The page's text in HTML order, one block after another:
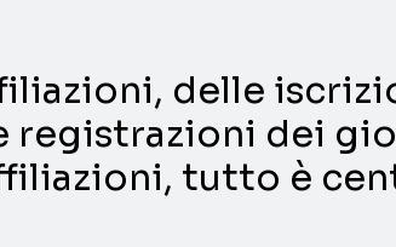
delle
registrazioni dei
tutto è